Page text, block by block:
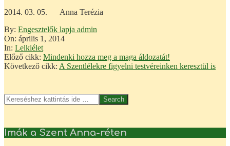
2014. 03. 05. Anna Terézia
2014-
04-
01
By: Engesztelők lapja admin
On: április 1, 2014
In: Lelkiélet
Előző cikk: Mindenki hozza meg a maga áldozatát!
Következő cikk: A Szentlélekre figyelni testvéreinken keresztül is
Search
Imák a Szent Anna-réten